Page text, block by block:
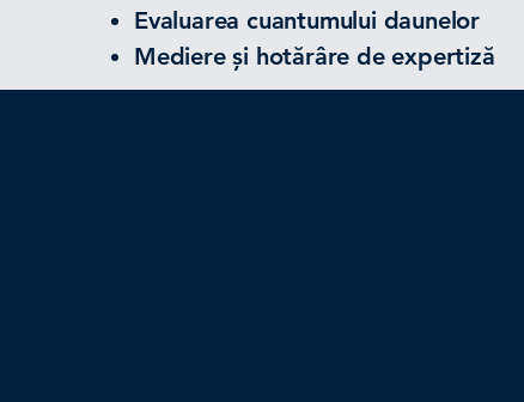
Evaluarea cuantumului daunelor
Mediere și hotărâre de expertiză